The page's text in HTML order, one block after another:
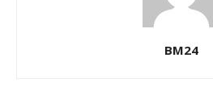
BM24